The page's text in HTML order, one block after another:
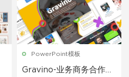
PowerPoint模板
Gravino-业务商务合作多